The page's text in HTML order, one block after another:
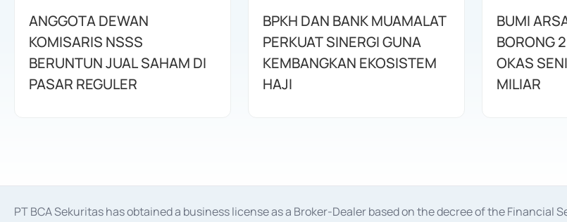
ANGGOTA DEWAN
KOMISARIS NSSS
BERUNTUN JUAL SAHAM DI
PASAR REGULER
BPKH DAN BANK MUAMALAT
PERKUAT SINERGI GUNA
KEMBANGKAN EKOSISTEM
HAJI
BUMI
BORONG
OKAS
MILIAR
PT BCA Sekuritas has obtained a business license as a Broker-Dealer based on the decree of the